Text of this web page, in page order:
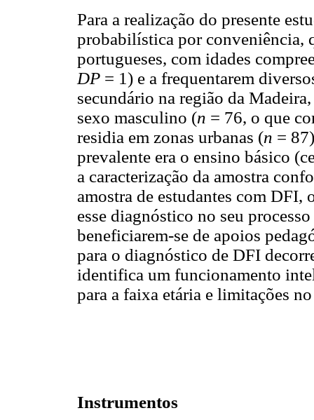
Para a realização do presente
probabilística por conveniência,
portugueses, com idades
DP = 1) e a frequentarem
secundário na região da
sexo masculino (n = 76, o que
residia em zonas urbanas (n =
prevalente era o ensino básico
a caracterização da amostra
amostra de estudantes com
esse diagnóstico no seu
beneficiarem-se de apoios
para o diagnóstico de DFI
identifica um funcionamento
para a faixa etária e limitações
Instrumentos